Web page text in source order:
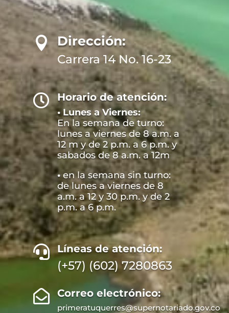
 Dirección:
Carrera 14 No. 16-23
 Horario de atención:
• Lunes a Viernes:
En la semana de turno:
lunes a viernes de 8 a.m. a
12 m y de 2 p.m. a 6 p.m. y
sabados de 8 a.m. a 12m
• en la semana sin turno:
de lunes a viernes de 8
a.m. a 12 y 30 p.m. y de 2
p.m. a 6 p.m.
 Líneas de atención:
(+57) (602) 7280863
 Correo electrónico:
primeratuquerres@supernotariado.gov.co